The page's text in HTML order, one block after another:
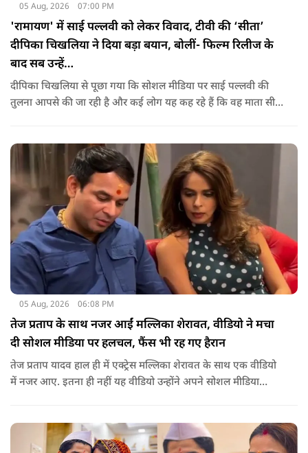
05 Aug, 2026 07:00 PM
'रामायण' में साई पल्लवी को लेकर विवाद, टीवी की ‘सीता’
दीपिका चिखलिया ने दिया बड़ा बयान, बोलीं- फिल्म रिलीज के
बाद सब उन्हें…
दीपिका चिखलिया से पूछा गया कि सोशल मीडिया पर साई पल्लवी की
तुलना आपसे की जा रही है और कई लोग यह कह रहे हैं कि वह माता सीता
के प्यार के रूप में देखती हैं.
05 Aug, 2026 06:08 PM
तेज प्रताप के साथ नजर आईं मल्लिका शेरावत, वीडियो ने मचा
दी सोशल मीडिया पर हलचल, फैंस भी रह गए हैरान
तेज प्रताप यादव हाल ही में एक्ट्रेस मल्लिका शेरावत के साथ एक वीडियो
में नजर आए. इतना ही नहीं यह वीडियो उन्होंने अपने सोशल मीडिया